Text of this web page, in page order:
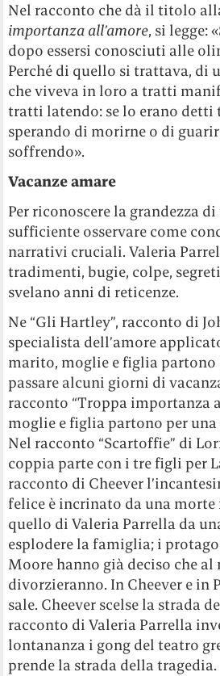
Nel racconto che dà il titolo
importanza all’amore, si legge:
dopo essersi conosciuti alle
Perché di quello si trattava, di
che viveva in loro a tratti
tratti latendo: se lo erano detti
sperando di morirne o di
soffrendo».
Vacanze amare
Per riconoscere la grandezza di
sufficiente osservare come
narrativi cruciali. Valeria
tradimenti, bugie, colpe,
svelano anni di reticenze.
Ne “Gli Hartley”, racconto di
specialista dell’amore
marito, moglie e figlia partono
passare alcuni giorni di
racconto “Troppa importanza
moglie e figlia partono per una
Nel racconto “Scartoffie” di
coppia parte con i tre figli per
racconto di Cheever
felice è incrinato da una
quello di Valeria Parrella da
esplodere la famiglia; i
Moore hanno già deciso che
divorzieranno. In Cheever e in
sale. Cheever scelse la strada
racconto di Valeria Parrella
lontananza i gong del teatro
prende la strada della tragedia.